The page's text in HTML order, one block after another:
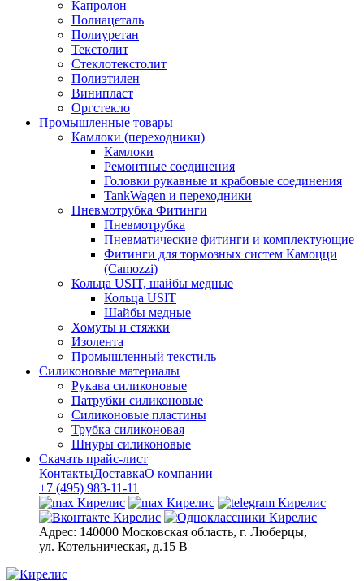
Капролон
Полиацеталь
Полиуретан
Текстолит
Стеклотекстолит
Полиэтилен
Винипласт
Оргстекло
Промышленные товары
Камлоки (переходники)
Камлоки
Ремонтные соединения
Головки рукавные и крабовые соединения
TankWagen и переходники
Пневмотрубка Фитинги
Пневмотрубка
Пневматические фитинги и комплектующие
Фитинги для тормозных систем Камоцци
(Camozzi)
Кольца USIT, шайбы медные
Кольца USIT
Шайбы медные
Хомуты и стяжки
Изолента
Промышленный текстиль
Силиконовые материалы
Рукава силиконовые
Патрубки силиконовые
Силиконовые пластины
Трубка силиконовая
Шнуры силиконовые
Скачать прайс-лист
КонтактыДоставкаО компании
+7 (495) 983-11-11
Адрес: 140000 Московская область, г. Люберцы,
ул. Котельническая, д.15 В